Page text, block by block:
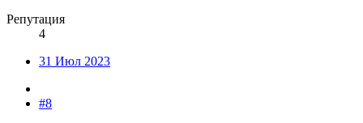
Репутация
4
31 Июл 2023
#8